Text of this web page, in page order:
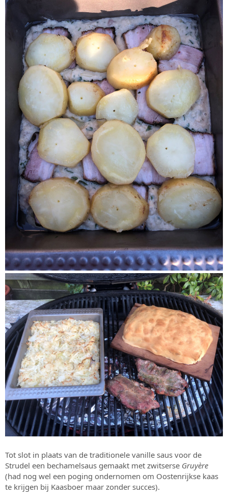
Tot slot in plaats van de traditionele vanille saus voor de
Strudel een bechamelsaus gemaakt met zwitserse Gruyère
(had nog wel een poging ondernomen om Oostenrijkse kaas
te krijgen bij Kaasboer maar zonder succes).